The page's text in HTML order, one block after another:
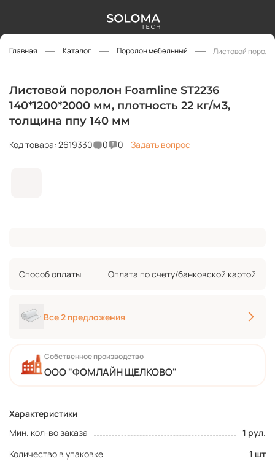
Главная Каталог Поролон мебельный Листовой
Листовой поролон Foamline ST2236
140*1200*2000 мм, плотность 22 кг/м3,
толщина ппу 140 мм
Код товара: 2619330 0 0 Задать вопрос
Характеристики
Мин. кол-во заказа
1 рул.
Количество в упаковке
1 шт
Собственное производство
ООО "ФОМЛАЙН ЩЕЛКОВО"
Способ оплаты Оплата по счету/банковской картой
Все 2 предложения